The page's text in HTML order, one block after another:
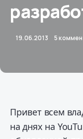
19.06.2013 5
Привет всем
на днях на